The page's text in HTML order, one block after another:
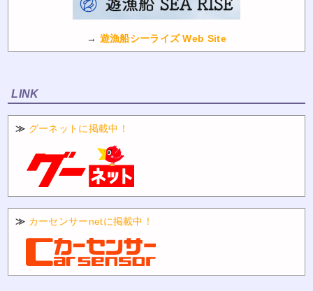
→ 遊漁船シーライズ Web Site
LINK
≫ グーネットに掲載中！
≫ カーセンサーnetに掲載中！